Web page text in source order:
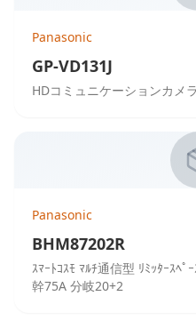
Panasonic
GP-VD131J
HDコミュニケーションカメラ
Panasonic
BHM87202R
ｽﾏｰﾄｺｽﾓ ﾏﾙﾁ通信型 ﾘﾐｯﾀｰｽﾍ
幹75A 分岐20+2